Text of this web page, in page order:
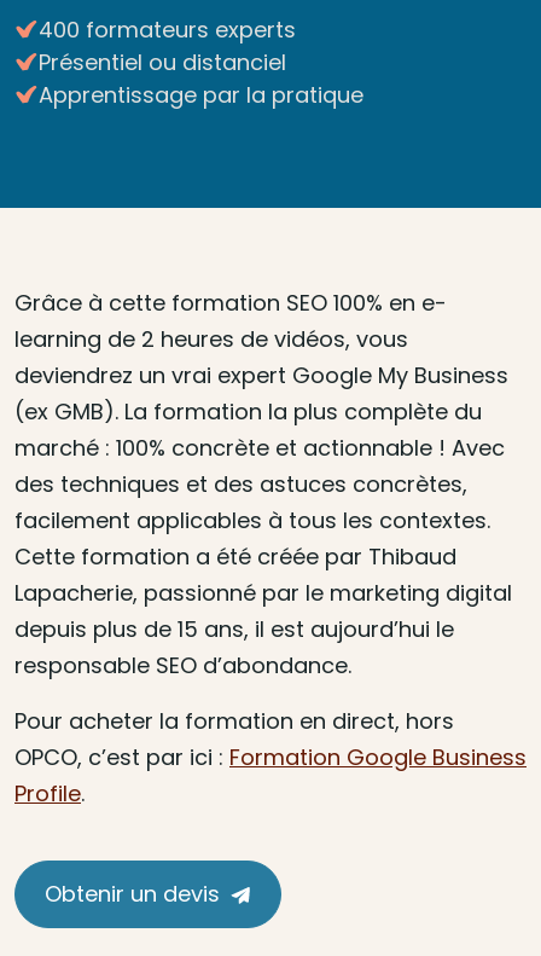
400 formateurs experts
Présentiel ou distanciel
Apprentissage par la pratique
Grâce à cette formation SEO 100% en e-
learning de 2 heures de vidéos, vous
deviendrez un vrai expert Google My Business
(ex GMB). La formation la plus complète du
marché : 100% concrète et actionnable ! Avec
des techniques et des astuces concrètes,
facilement applicables à tous les contextes.
Cette formation a été créée par Thibaud
Lapacherie, passionné par le marketing digital
depuis plus de 15 ans, il est aujourd’hui le
responsable SEO d’abondance.
Pour acheter la formation en direct, hors
OPCO, c’est par ici : Formation Google Business
Profile.
Obtenir un devis